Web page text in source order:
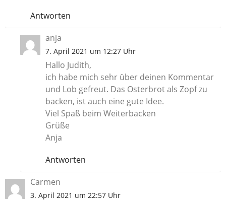
Antworten
anja
7. April 2021 um 12:27 Uhr
Hallo Judith,
ich habe mich sehr über deinen Kommentar
und Lob gefreut. Das Osterbrot als Zopf zu
backen, ist auch eine gute Idee.
Viel Spaß beim Weiterbacken
Grüße
Anja
Antworten
Carmen
3. April 2021 um 22:57 Uhr